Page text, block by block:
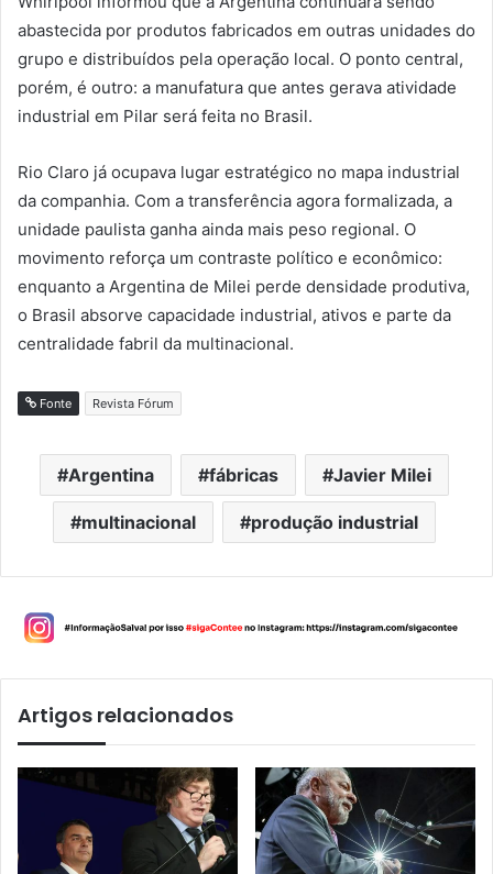
abastecida por produtos fabricados em outras unidades do
grupo e distribuídos pela operação local. O ponto central,
porém, é outro: a manufatura que antes gerava atividade
industrial em Pilar será feita no Brasil.
Rio Claro já ocupava lugar estratégico no mapa industrial
da companhia. Com a transferência agora formalizada, a
unidade paulista ganha ainda mais peso regional. O
movimento reforça um contraste político e econômico:
enquanto a Argentina de Milei perde densidade produtiva,
o Brasil absorve capacidade industrial, ativos e parte da
centralidade fabril da multinacional.
Fonte Revista Fórum
Argentina fábricas Javier Milei
multinacional produção industrial
Artigos relacionados